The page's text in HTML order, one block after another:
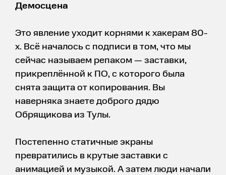
Демосцена
Это явление уходит корнями к хакерам 80-
х. Всё началось с подписи в том, что мы
сейчас называем репаком — заставки,
прикреплённой к ПО, с которого была
снята защита от копирования. Вы
наверняка знаете доброго дядю
Обрящикова из Тулы.
Постепенно статичные экраны
превратились в крутые заставки с
анимацией и музыкой. А затем люди начали